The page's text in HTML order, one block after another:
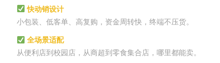
快动销设计
小包装、低客单、高复购，资金周转快，终端不压货。
全场景适配
从便利店到校园店，从商超到零食集合店，哪里都能卖。